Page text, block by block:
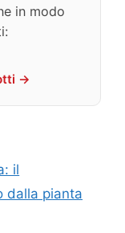
in modo
→
il
dalla pianta